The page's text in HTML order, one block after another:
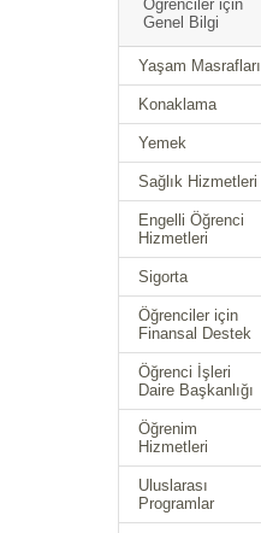
Öğrenciler için
Genel Bilgi
Yaşam Masrafları
Konaklama
Yemek
Sağlık Hizmetleri
Engelli Öğrenci
Hizmetleri
Sigorta
Öğrenciler için
Finansal Destek
Öğrenci İşleri
Daire Başkanlığı
Öğrenim
Hizmetleri
Uluslarası
Programlar